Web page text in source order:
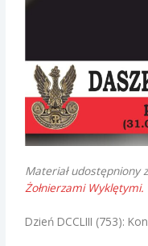
Materiał udostępniony
Żołnierzami Wyklętymi.
Dzień DCCLIII (753):